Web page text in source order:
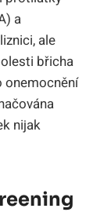
a
ale
břicha
onemocnění
nijak